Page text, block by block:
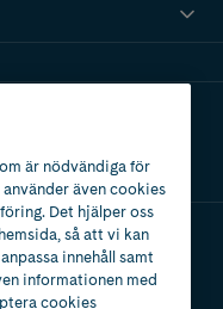
är nödvändiga för
även cookies
Det hjälper oss
så att vi kan
innehåll samt
informationen med
cookies